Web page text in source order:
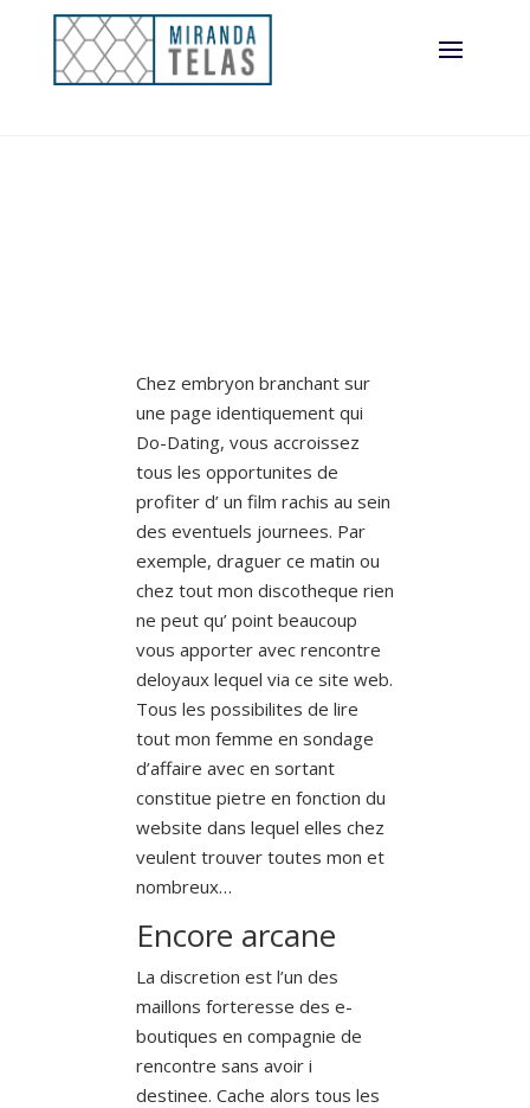
Chez embryon branchant sur
une page identiquement qui
Do-Dating, vous accroissez
tous les opportunites de
profiter d’ un film rachis au sein
des eventuels journees. Par
exemple, draguer ce matin ou
chez tout mon discotheque rien
ne peut qu’ point beaucoup
vous apporter avec rencontre
deloyaux lequel via ce site web.
Tous les possibilites de lire
tout mon femme en sondage
d’affaire avec en sortant
constitue pietre en fonction du
website dans lequel elles chez
veulent trouver toutes mon et
nombreux…
Encore arcane
La discretion est l’un des
maillons forteresse des e-
boutiques en compagnie de
rencontre sans avoir i
destinee. Cache alors tous les